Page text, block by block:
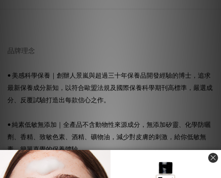
品牌理念
• 美感科學保養｜創辦人景嵐與超過三十年保養品開發經驗的博士，追求
最新保養成分新知，以符合歐盟法規及國際保養科學期刊高標準，嚴選成
分、反覆試驗打造出每款信心之作。
• 純素低敏無添加｜全產品不含動物性來源成分，無添加矽靈、化學防曬
劑、香精、致敏色素、酒精、礦物油，減少對皮膚的刺激，給你低敏無
毒、簡單直覺的保養體驗。
• 有效比例｜由台灣團隊研發製造，品牌掌握全成分配方比例，把控品